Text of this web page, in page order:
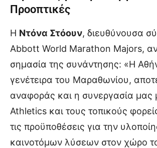
Προοπτικές
Η Ντόνα Στόουν, διευθύνουσα
Abbott World Marathon Majors,
σημασία της συνάντησης: «Η
γενέτειρα του Μαραθωνίου,
αναφοράς και η συνεργασία μας
Athletics και τους τοπικούς
τις προϋποθέσεις για την
καινοτόμων λύσεων στον χώρο